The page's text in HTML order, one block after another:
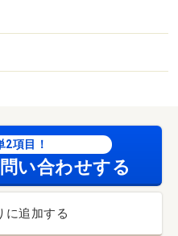
あり：１ヶ月・浴室乾燥機
れた上着や傘もすぐに乾燥
クスが備え付けられている
2項目！
い合わせする
に追加する